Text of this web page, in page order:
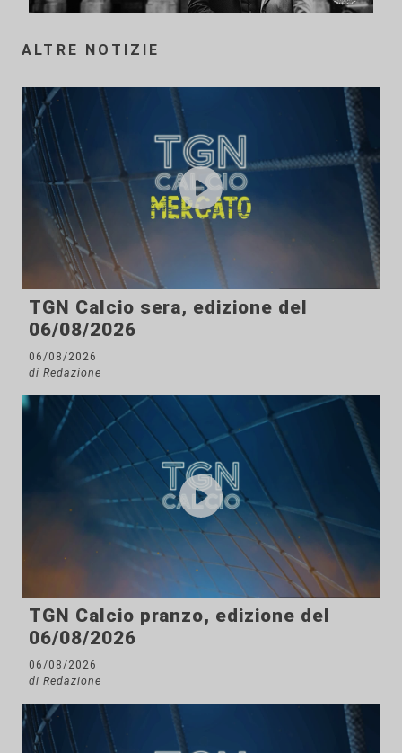
ALTRE NOTIZIE
TGN Calcio sera, edizione del
06/08/2026
06/08/2026
di Redazione
TGN Calcio pranzo, edizione del
06/08/2026
06/08/2026
di Redazione